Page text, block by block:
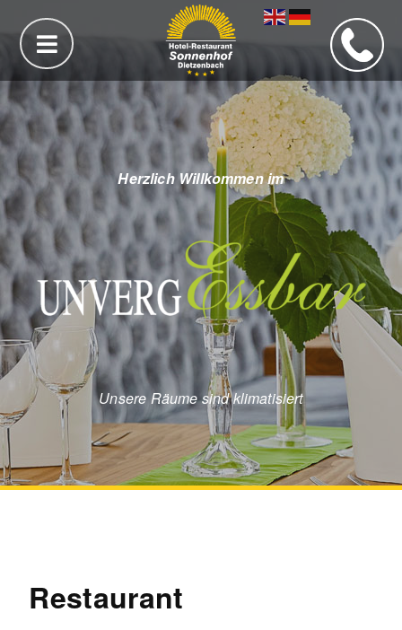
Herzlich Willkommen im
Unsere Räume sind klimatisiert
Restaurant